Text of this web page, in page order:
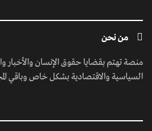
من نحن
منصة تهتم بقضايا حقوق الإنسان والأخبار
السياسية والاقتصادية بشكل خاص وباقي